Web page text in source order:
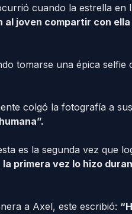
cuando la estrella en
al joven compartir con
tomarse una épica selfie
colgó la fotografía a
es la segunda vez que
la primera vez lo hizo
a Axel, este escribió: